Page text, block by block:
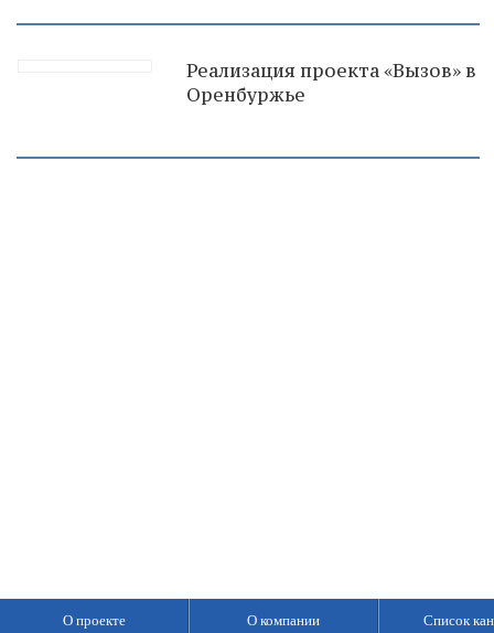
Реализация проекта «Вызов» в
Оренбуржье
О проекте О компании Список